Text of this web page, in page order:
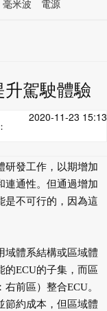
毫米波
電源
駕駛體驗
2020-11-23 15:13
研發工作，以期增加
連通性。但通過增加
是不可行的，因為這
域體系結構或區域體
的ECU的子集，而區
前區）整合ECU。
節約成本，但區域體